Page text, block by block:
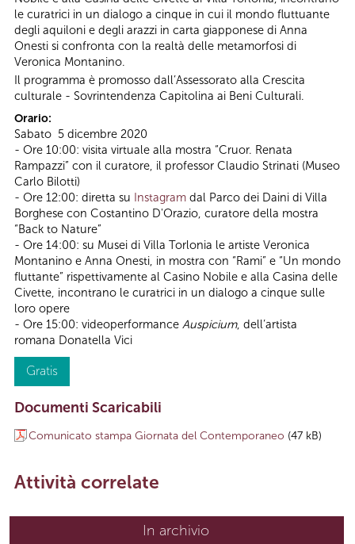
le curatrici in un dialogo a cinque in cui il mondo fluttuante
degli aquiloni e degli arazzi in carta giapponese di Anna
Onesti si confronta con la realtà delle metamorfosi di
Veronica Montanino.
Il programma è promosso dall’Assessorato alla Crescita
culturale - Sovrintendenza Capitolina ai Beni Culturali.
Orario:
Sabato 5 dicembre 2020
- Ore 10:00: visita virtuale alla mostra “Cruor. Renata
Rampazzi” con il curatore, il professor Claudio Strinati (Museo
Carlo Bilotti)
- Ore 12:00: diretta su Instagram dal Parco dei Daini di Villa
Borghese con Costantino D'Orazio, curatore della mostra
“Back to Nature”
- Ore 14:00: su Musei di Villa Torlonia le artiste Veronica
Montanino e Anna Onesti, in mostra con “Rami” e “Un mondo
fluttante” rispettivamente al Casino Nobile e alla Casina delle
Civette, incontrano le curatrici in un dialogo a cinque sulle
loro opere
- Ore 15:00: videoperformance Auspicium, dell’artista
romana Donatella Vici
Gratis
Documenti Scaricabili
Comunicato stampa Giornata del Contemporaneo (47 kB)
Attività correlate
In archivio